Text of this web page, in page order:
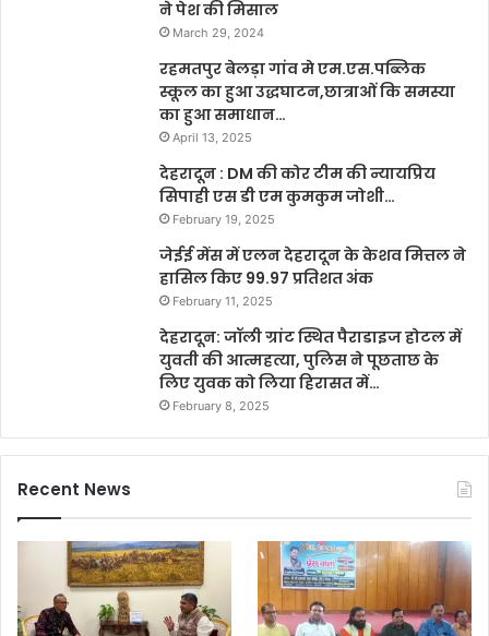
ने पेश की मिसाल
March 29, 2024
रहमतपुर बेलड़ा गांव मे एम.एस.पब्लिक
स्कूल का हुआ उद्धघाटन,छात्राओं कि समस्या
का हुआ समाधान…
April 13, 2025
देहरादून : DM की कोर टीम की न्यायप्रिय
सिपाही एस डी एम कुमकुम जोशी…
February 19, 2025
जेईई मेंस में एलन देहरादून के केशव मित्तल ने
हासिल किए 99.97 प्रतिशत अंक
February 11, 2025
देहरादून: जॉली ग्रांट स्थित पैराडाइज होटल में
युवती की आत्महत्या, पुलिस ने पूछताछ के
लिए युवक को लिया हिरासत में…
February 8, 2025
Recent News